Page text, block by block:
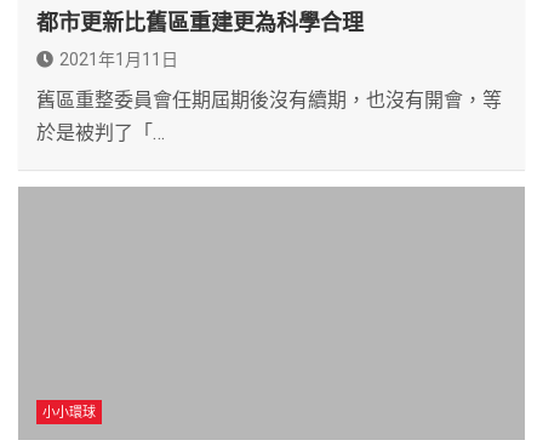
都市更新比舊區重建更為科學合理
2021年1月11日
舊區重整委員會任期屆期後沒有續期，也沒有開會，等
於是被判了「…
小小環球